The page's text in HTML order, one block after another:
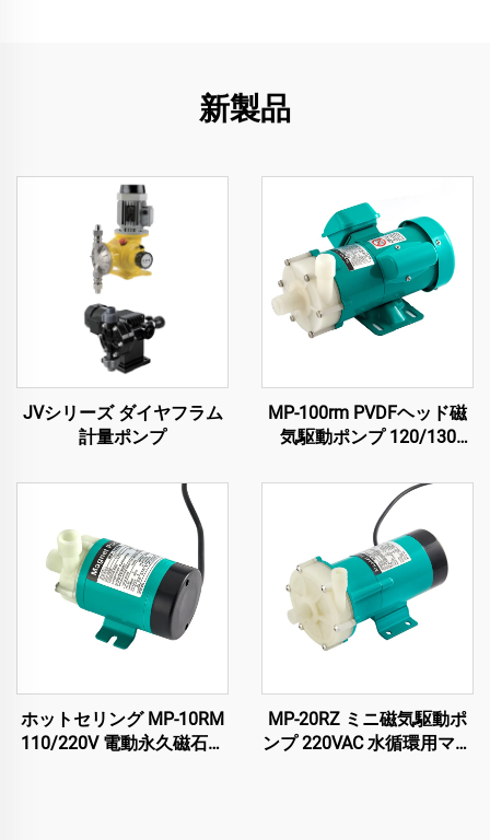
新製品
JVシリーズ ダイヤフラム
計量ポンプ
MP-100rm PVDFヘッド磁
気駆動ポンプ 120/130
強腐食抵抗性
ホットセリング MP-10RM
110/220V 電動永久磁石式
MP-20RZ ミニ磁気駆動ポ
ンプ 220VAC 水循環用マグ